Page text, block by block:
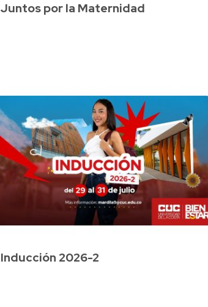
Juntos por la Maternidad
Inducción 2026-2